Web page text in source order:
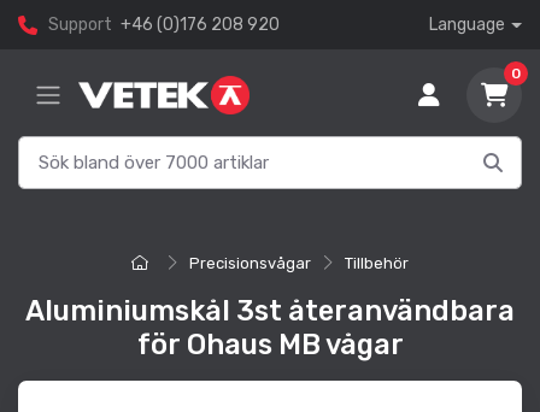
Support +46 (0)176 208 920 Language
0
Precisionsvågar Tillbehör
Aluminiumskål 3st återanvändbara
för Ohaus MB vågar